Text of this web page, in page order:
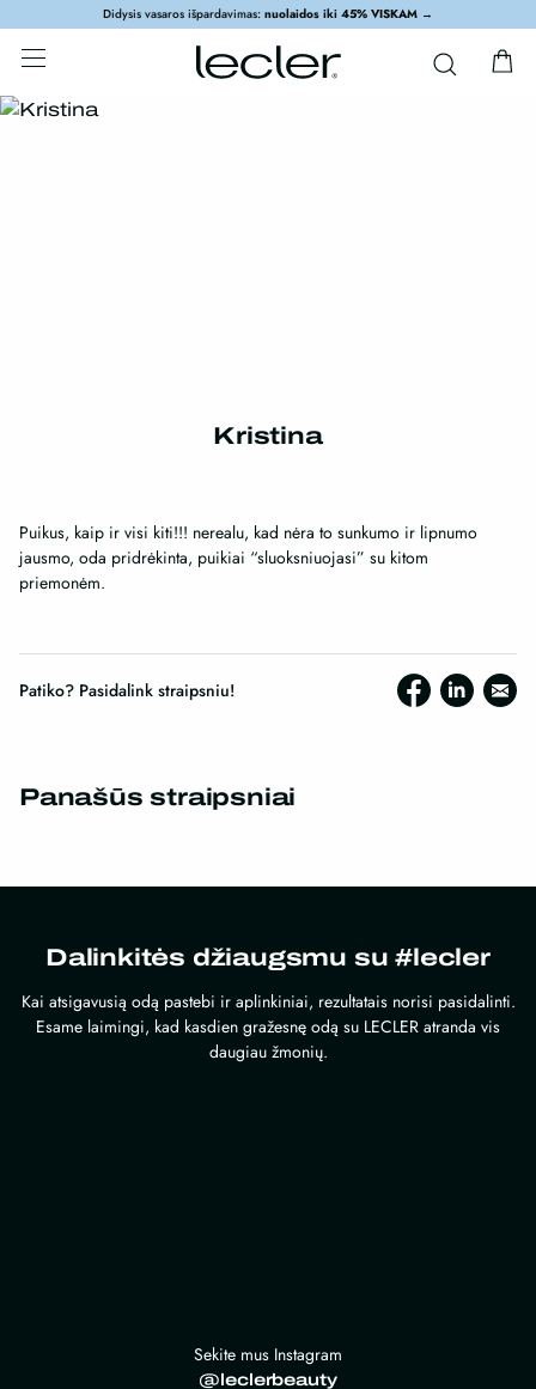
Didysis vasaros išpardavimas: nuolaidos iki 45% VISKAM →
Kristina
Puikus, kaip ir visi kiti!!! nerealu, kad nėra to sunkumo ir lipnumo
jausmo, oda pridrėkinta, puikiai “sluoksniuojasi” su kitom
priemonėm.
Patiko? Pasidalink straipsniu!
Panašūs straipsniai
Dalinkitės džiaugsmu su #lecler
Kai atsigavusią odą pastebi ir aplinkiniai, rezultatais norisi pasidalinti.
Esame laimingi, kad kasdien gražesnę odą su LECLER atranda vis
daugiau žmonių.
Sekite mus Instagram
@leclerbeauty